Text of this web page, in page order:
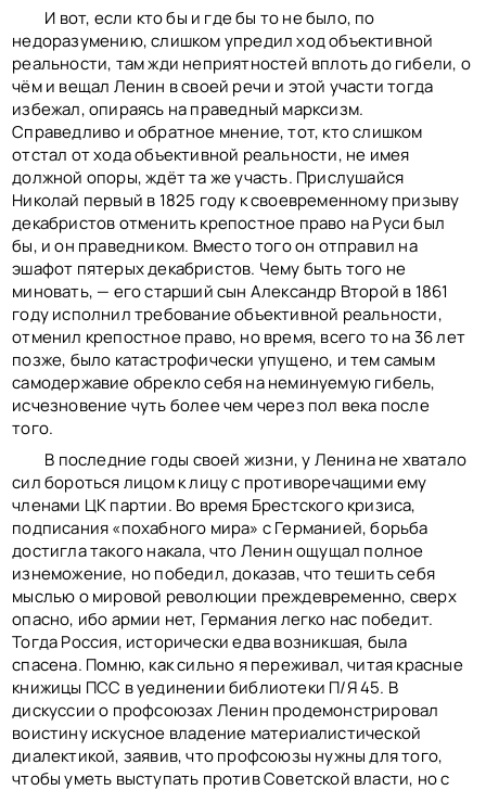
И вот, если кто бы и где бы то не было, по
недоразумению, слишком упредил ход объективной
реальности, там жди неприятностей вплоть до гибели, о
чём и вещал Ленин в своей речи и этой участи тогда
избежал, опираясь на праведный марксизм.
Справедливо и обратное мнение, тот, кто слишком
отстал от хода объективной реальности, не имея
должной опоры, ждёт та же участь. Прислушайся
Николай первый в 1825 году к своевременному призыву
декабристов отменить крепостное право на Руси был
бы, и он праведником. Вместо того он отправил на
эшафот пятерых декабристов. Чему быть того не
миновать, — его старший сын Александр Второй в 1861
году исполнил требование объективной реальности,
отменил крепостное право, но время, всего то на 36 лет
позже, было катастрофически упущено, и тем самым
самодержавие обрекло себя на неминуемую гибель,
исчезновение чуть более чем через пол века после
того.
В последние годы своей жизни, у Ленина не хватало
сил бороться лицом к лицу с противоречащими ему
членами ЦК партии. Во время Брестского кризиса,
подписания «похабного мира» с Германией, борьба
достигла такого накала, что Ленин ощущал полное
изнеможение, но победил, доказав, что тешить себя
мыслью о мировой революции преждевременно, сверх
опасно, ибо армии нет, Германия легко нас победит.
Тогда Россия, исторически едва возникшая, была
спасена. Помню, как сильно я переживал, читая красные
книжицы ПСС в уединении библиотеки П/Я 45. В
дискуссии о профсоюзах Ленин продемонстрировал
воистину искусное владение материалистической
диалектикой, заявив, что профсоюзы нужны для того,
чтобы уметь выступать против Советской власти, но с